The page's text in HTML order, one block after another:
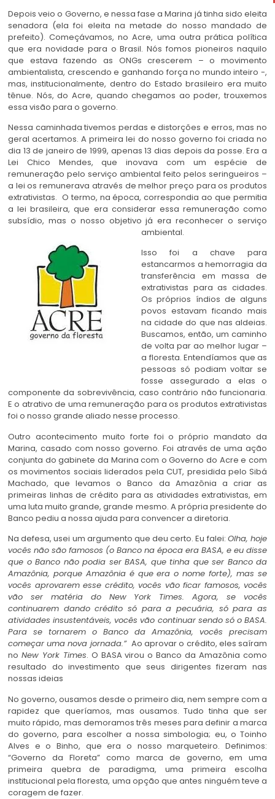
Depois veio o Governo, e nessa fase a Marina já tinha sido eleita
senadora (ela foi eleita na metade do nosso mandado de
prefeito). Começávamos, no Acre, uma outra prática política
que era novidade para o Brasil. Nós fomos pioneiros naquilo
que estava fazendo as ONGs crescerem – o movimento
ambientalista, crescendo e ganhando força no mundo inteiro -,
mas, institucionalmente, dentro do Estado brasileiro era muito
tênue. Nós, do Acre, quando chegamos ao poder, trouxemos
essa visão para o governo.
Nessa caminhada tivemos perdas e distorções e erros, mas no
geral acertamos. A primeira lei do nosso governo foi criada no
dia 13 de janeiro de 1999, apenas 13 dias depois da posse. Era a
Lei Chico Mendes, que inovava com um espécie de
remuneração pelo serviço ambiental feito pelos seringueiros –
a lei os remunerava através de melhor preço para os produtos
extrativistas. O termo, na época, correspondia ao que permitia
a lei brasileira, que era considerar essa remuneração como
subsídio, mas o nosso objetivo já era reconhecer o serviço
ambiental.
Isso foi a chave para
estancarmos a hemorragia da
transferência em massa de
extrativistas para as cidades.
Os próprios índios de alguns
povos estavam ficando mais
na cidade do que nas aldeias.
Buscamos, então, um caminho
de volta par ao melhor lugar –
a floresta. Entendíamos que as
pessoas só podiam voltar se
fosse assegurado a elas o
componente da sobrevivência, caso contrário não funcionaria.
E o atrativo de uma remuneração para os produtos extrativistas
foi o nosso grande aliado nesse processo.
Outro acontecimento muito forte foi o próprio mandato da
Marina, casado com nosso governo. Foi através de uma ação
conjunta do gabinete da Marina com o Governo do Acre e com
os movimentos sociais liderados pela CUT, presidida pelo Sibá
Machado, que levamos o Banco da Amazônia a criar as
primeiras linhas de crédito para as atividades extrativistas, em
uma luta muito grande, grande mesmo. A própria presidente do
Banco pediu a nossa ajuda para convencer a diretoria.
Na defesa, usei um argumento que deu certo. Eu falei: Olha, hoje
vocês não são famosos (o Banco na época era BASA, e eu disse
que o Banco não podia ser BASA, que tinha que ser Banco da
Amazônia, porque Amazônia é que era o nome forte), mas se
vocês aprovarem esse crédito, vocês vão ficar famosos, vocês
vão ser matéria do New York Times. Agora, se vocês
continuarem dando crédito só para a pecuária, só para as
atividades insustentáveis, vocês vão continuar sendo só o BASA.
Para se tornarem o Banco da Amazônia, vocês precisam
começar uma nova jornada.” Ao aprovar o crédito, eles saíram
no New York Times. O BASA virou o Banco da Amazônia como
resultado do investimento que seus dirigentes fizeram nas
nossas ideias
No governo, ousamos desde o primeiro dia, nem sempre com a
rapidez que queríamos, mas ousamos. Tudo tinha que ser
muito rápido, mas demoramos três meses para definir a marca
do governo, para escolher a nossa simbologia; eu, o Toinho
Alves e o Binho, que era o nosso marqueteiro. Definimos:
“Governo da Floreta” como marca de governo, em uma
primeira quebra de paradigma, uma primeira escolha
institucional pela floresta, uma opção que antes ninguém teve a
coragem de fazer.